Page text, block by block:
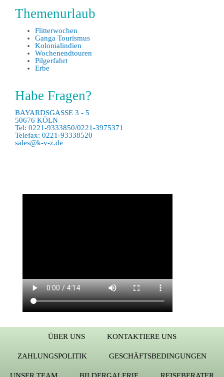
Themenurlaub
Flitterwochen
Ganga Tourismus
Kolonialindien
Wochenendtouren
Pilgerfahrt
Erbe
Habe Fragen?
BAYARDSGASSE 3 - 5
50676 KÖLN
Tel: 0221-9333850/0221-3975371
Telefax: 0221-93338520
sales@k-v-z.de
ÜBER UNS KONTAKTIERE UNS
ZAHLUNGSPOLITIK GESCHÄFTSBEDINGUNGEN
UNSER TEAM BILDERGALERIE REISEBERATER